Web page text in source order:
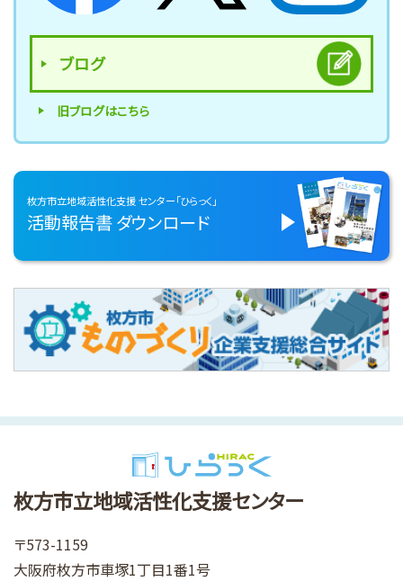
ブログ
旧ブログはこちら
枚方市立地域活性化支援センター「ひらっく」
活動報告書ダウンロード
枚方市立地域活性化支援センター
〒573-1159
大阪府枚方市車塚1丁目1番1号